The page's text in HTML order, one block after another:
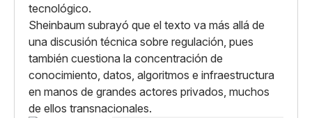
tecnológico.
Sheinbaum subrayó que el texto va más allá de
una discusión técnica sobre regulación, pues
también cuestiona la concentración de
conocimiento, datos, algoritmos e infraestructura
en manos de grandes actores privados, muchos
de ellos transnacionales.